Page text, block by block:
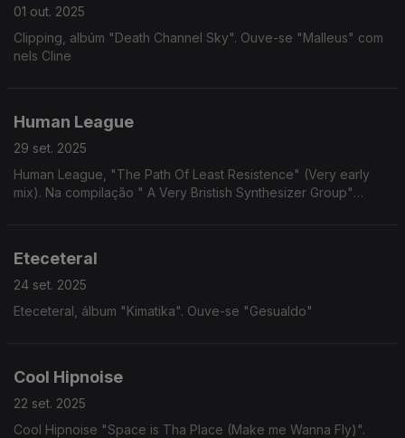
01 out. 2025
Clipping, albúm "Death Channel Sky". Ouve-se "Malleus" com
nels Cline
Human League
29 set. 2025
Human League, "The Path Of Least Resistence" (Very early
mix). Na compilação " A Very Bristish Synthesizer Group"
Eteceteral
24 set. 2025
Eteceteral, álbum "Kimatika". Ouve-se "Gesualdo"
Cool Hipnoise
22 set. 2025
Cool Hipnoise "Space is Tha Place (Make me Wanna Fly)".